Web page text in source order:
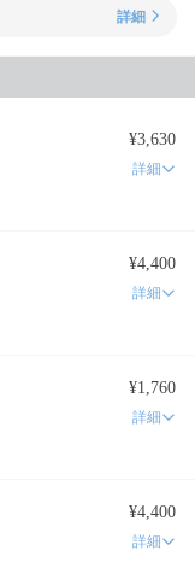
詳細
¥3,630
詳細
¥4,400
詳細
¥1,760
詳細
¥4,400
詳細